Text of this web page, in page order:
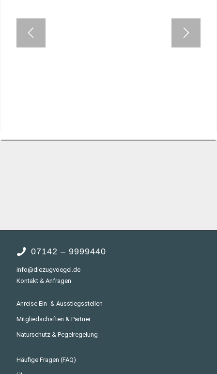
07142 – 9999440
info@diezugvoegel.de
Kontakt & Anfragen
Anreise Ein- & Ausstiegsstellen
Mitgliedschaften & Partner
Naturschutz & Pegelregelung
Häufige Fragen (FAQ)